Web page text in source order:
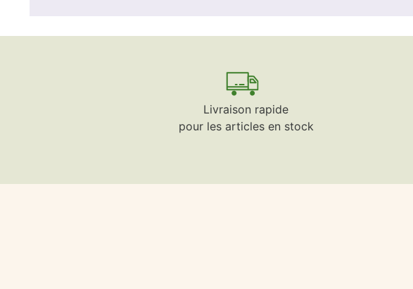
Livraison rapide
pour les articles en stock